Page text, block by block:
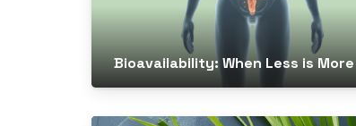
Bioavailability: When Less is More